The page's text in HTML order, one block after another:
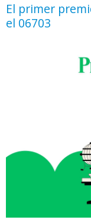
El primer
el 06703